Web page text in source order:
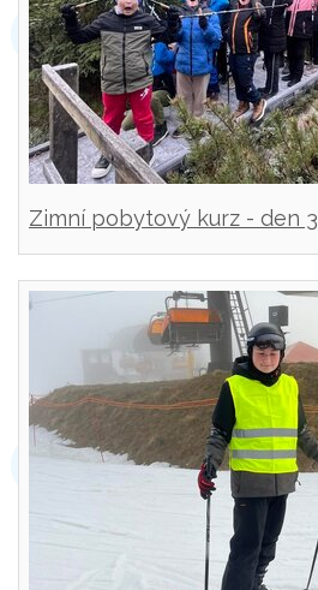
Zimní pobytový kurz - den 3